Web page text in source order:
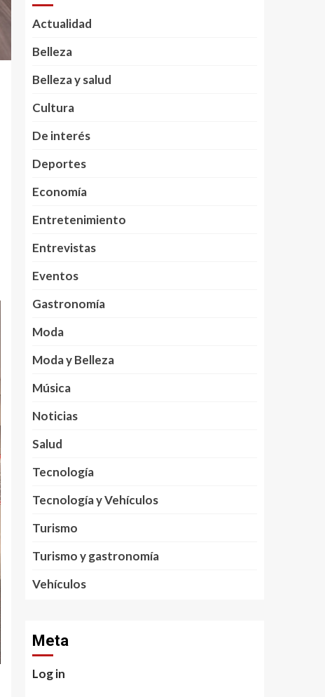
Actualidad
Belleza
Belleza y salud
Cultura
De interés
Deportes
Economía
Entretenimiento
Entrevistas
Eventos
Gastronomía
Moda
Moda y Belleza
Música
Noticias
Salud
Tecnología
Tecnología y Vehículos
Turismo
Turismo y gastronomía
Vehículos
Meta
Log in